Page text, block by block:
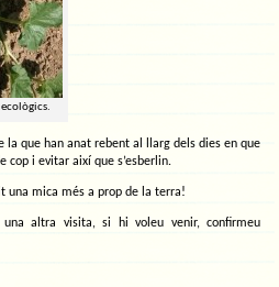
la que han anat rebent al llarg dels dies en que
cop i evitar així que s’esberlin.
una mica més a prop de la terra!
altra visita, si hi voleu venir, confirmeu